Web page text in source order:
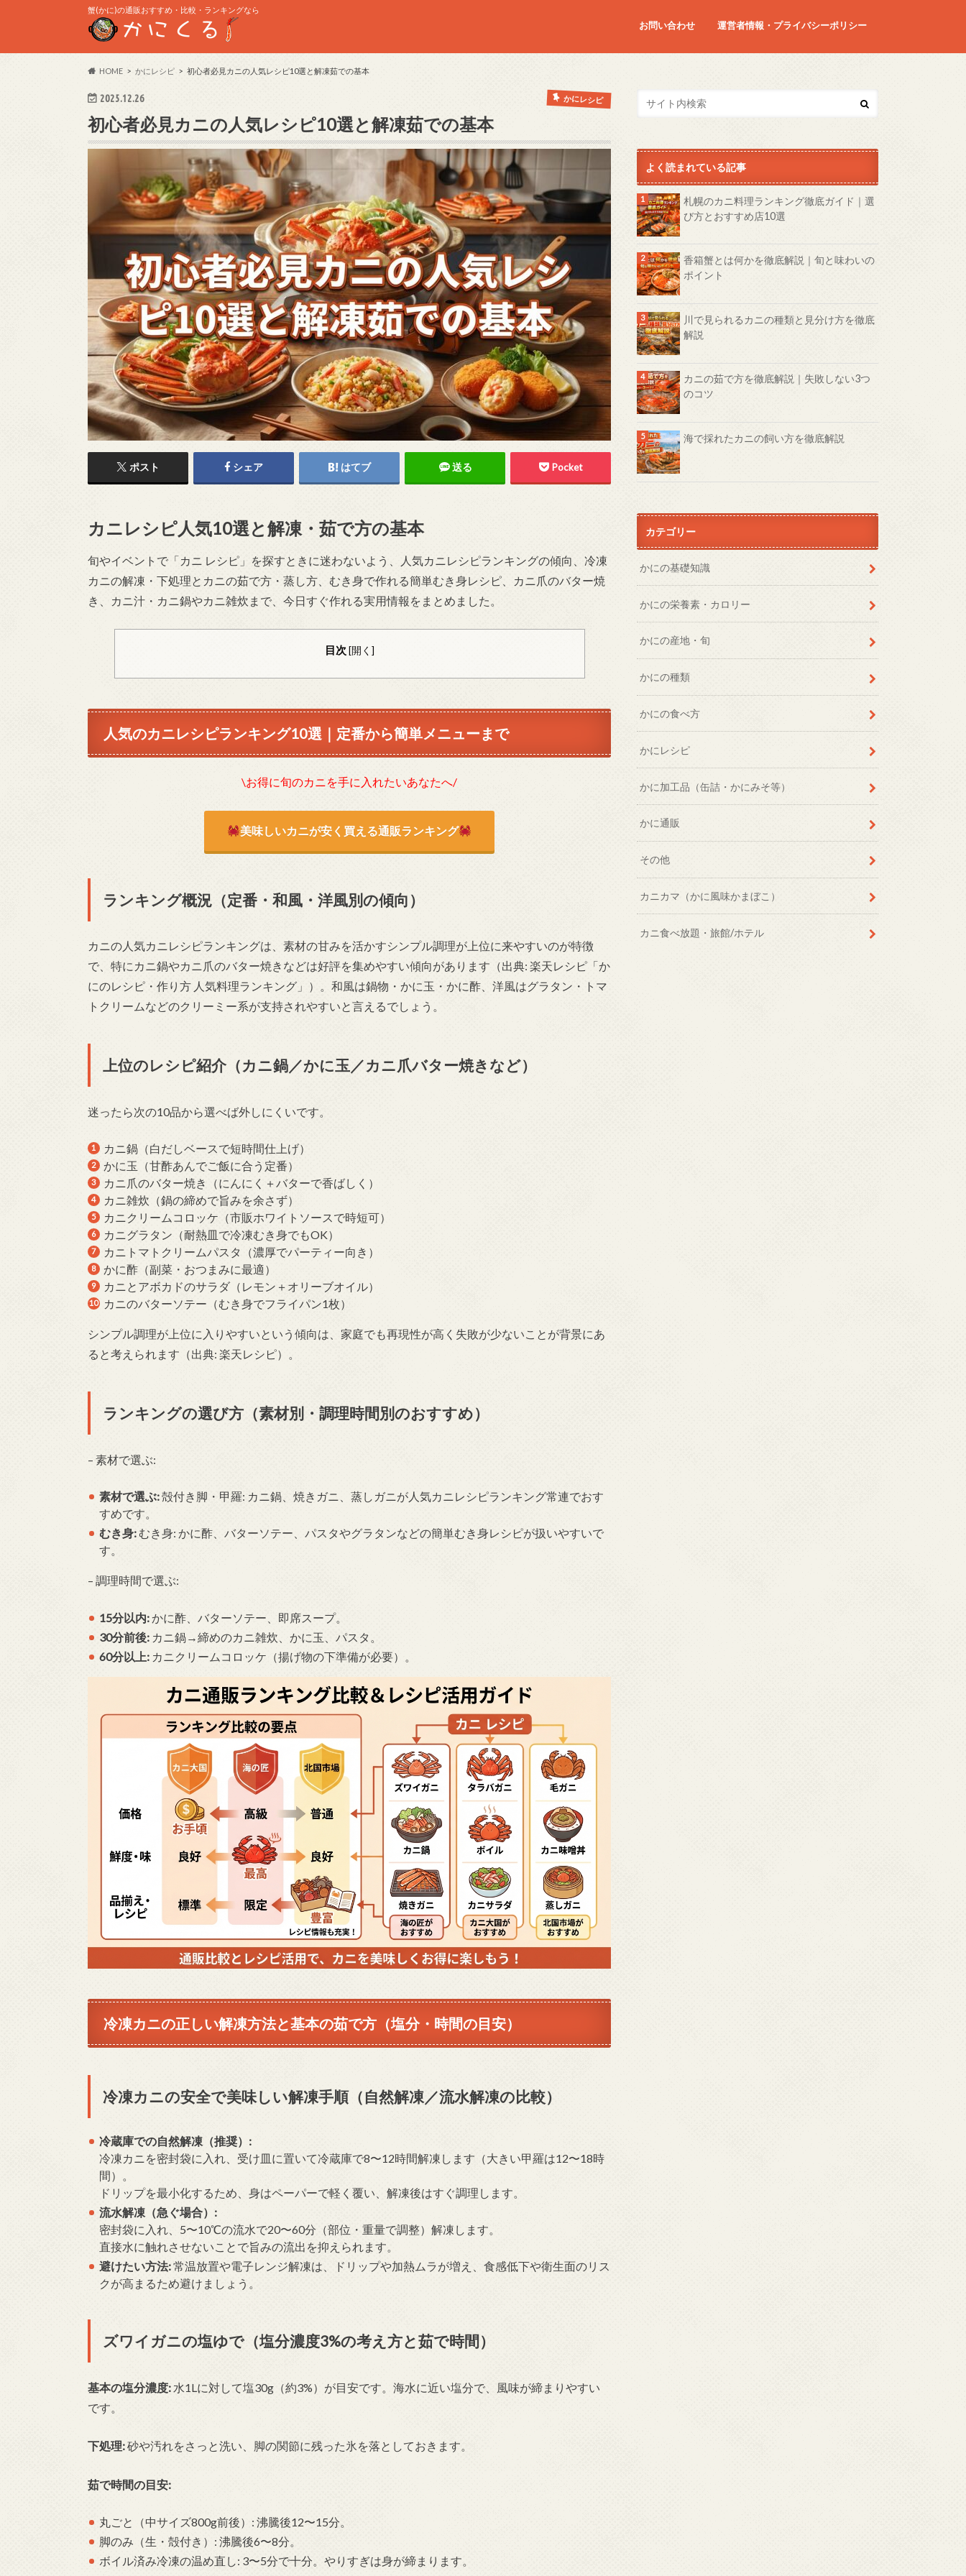
蟹(かに)の通販おすすめ・比較・ランキングなら
お問い合わせ 運営者情報・プライバシーポリシー
HOME かにレシピ 初心者必見カニの人気レシピ10選と解凍茹での基本
2025.12.26 かにレシピ
初心者必見カニの人気レシピ10選と解凍茹での基本
ポスト シェア はてブ 送る Pocket
カニレシピ人気10選と解凍・茹で方の基本
旬やイベントで「カニ レシピ」を探すときに迷わないよう、人気カニレシピランキングの傾向、冷凍
カニの解凍・下処理とカニの茹で方・蒸し方、むき身で作れる簡単むき身レシピ、カニ爪のバター焼
き、カニ汁・カニ鍋やカニ雑炊まで、今日すぐ作れる実用情報をまとめました。
目次 [開く ]
人気のカニレシピランキング10選｜定番から簡単メニューまで
\お得に旬のカニを手に入れたいあなたへ/
美味しいカニが安く買える通販ランキング
ランキング概況（定番・和風・洋風別の傾向）
カニの人気カニレシピランキングは、素材の甘みを活かすシンプル調理が上位に来やすいのが特徴
で、特にカニ鍋やカニ爪のバター焼きなどは好評を集めやすい傾向があります（出典: 楽天レシピ「か
にのレシピ・作り方 人気料理ランキング」）。和風は鍋物・かに玉・かに酢、洋風はグラタン・トマ
トクリームなどのクリーミー系が支持されやすいと言えるでしょう。
上位のレシピ紹介（カニ鍋／かに玉／カニ爪バター焼きなど）
迷ったら次の10品から選べば外しにくいです。
カニ鍋（白だしベースで短時間仕上げ）
かに玉（甘酢あんでご飯に合う定番）
カニ爪のバター焼き（にんにく＋バターで香ばしく）
カニ雑炊（鍋の締めで旨みを余さず）
カニクリームコロッケ（市販ホワイトソースで時短可）
カニグラタン（耐熱皿で冷凍むき身でもOK）
カニトマトクリームパスタ（濃厚でパーティー向き）
かに酢（副菜・おつまみに最適）
カニとアボカドのサラダ（レモン＋オリーブオイル）
カニのバターソテー（むき身でフライパン1枚）
シンプル調理が上位に入りやすいという傾向は、家庭でも再現性が高く失敗が少ないことが背景にあ
ると考えられます（出典: 楽天レシピ）。
ランキングの選び方（素材別・調理時間別のおすすめ）
– 素材で選ぶ:
素材で選ぶ:殻付き脚・甲羅: カニ鍋、焼きガニ、蒸しガニが人気カニレシピランキング常連でおす
すめです。
むき身: むき身: かに酢、バターソテー、パスタやグラタンなどの簡単むき身レシピが扱いやすいで
す。
– 調理時間で選ぶ:
15分以内:かに酢、バターソテー、即席スープ。
30分前後: カニ鍋→締めのカニ雑炊、かに玉、パスタ。
60分以上: カニクリームコロッケ（揚げ物の下準備が必要）。
冷凍カニの正しい解凍方法と基本の茹で方（塩分・時間の目安）
冷凍カニの安全で美味しい解凍手順（自然解凍／流水解凍の比較）
冷蔵庫での自然解凍（推奨）:
冷凍カニを密封袋に入れ、受け皿に置いて冷蔵庫で8〜12時間解凍します（大きい甲羅は12〜18時
間）。
ドリップを最小化するため、身はペーパーで軽く覆い、解凍後はすぐ調理します。
流水解凍（急ぐ場合）:
密封袋に入れ、5〜10℃の流水で20〜60分（部位・重量で調整）解凍します。
直接水に触れさせないことで旨みの流出を抑えられます。
避けたい方法:常温放置や電子レンジ解凍は、ドリップや加熱ムラが増え、食感低下や衛生面のリス
クが高まるため避けましょう。
ズワイガニの塩ゆで（塩分濃度3%の考え方と茹で時間）
基本の塩分濃度: 水1Lに対して塩30g（約3%）が目安です。海水に近い塩分で、風味が締まりやすい
です。
下処理:砂や汚れをさっと洗い、脚の関節に残った氷を落としておきます。
茹で時間の目安:
丸ごと（中サイズ800g前後）: 沸騰後12〜15分。
脚のみ（生・殻付き）: 沸騰後6〜8分。
ボイル済み冷凍の温め直し: 3〜5分で十分。やりすぎは身が締まります。
よく読まれている記事
札幌のカニ料理ランキング徹底ガイド｜選
び方とおすすめ店10選
香箱蟹とは何かを徹底解説｜旬と味わいの
ポイント
川で見られるカニの種類と見分け方を徹底
解説
カニの茹で方を徹底解説｜失敗しない3つ
のコツ
海で採れたカニの飼い方を徹底解説
カテゴリー
かにの基礎知識
かにの栄養素・カロリー
かにの産地・旬
かにの種類
かにの食べ方
かにレシピ
かに加工品（缶詰・かにみそ等）
かに通販
その他
カニカマ（かに風味かまぼこ）
カニ食べ放題・旅館/ホテル